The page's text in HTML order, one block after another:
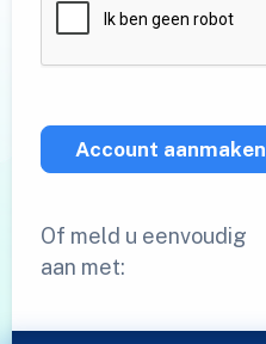
Account aanmaken
Of meld u eenvoudig
aan met: